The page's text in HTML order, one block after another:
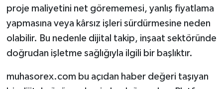
proje maliyetini net görememesi, yanlış fiyatlama
yapmasına veya kârsız işleri sürdürmesine neden
olabilir. Bu nedenle dijital takip, inşaat sektöründe
doğrudan işletme sağlığıyla ilgili bir başlıktır.
muhasorex.com bu açıdan haber değeri taşıyan